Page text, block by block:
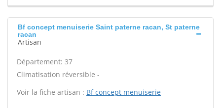
Bf concept menuiserie Saint paterne racan, St paterne
racan
Artisan
Département: 37
Climatisation réversible -
Voir la fiche artisan : Bf concept menuiserie